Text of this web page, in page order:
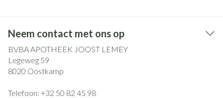
Neem contact met ons op
BVBA APOTHEEK JOOST LEMEY
Legeweg 59
8020 Oostkamp
Telefoon: +32 50 82 45 98